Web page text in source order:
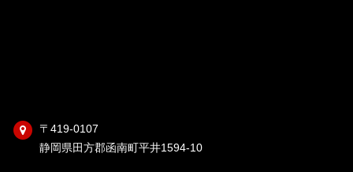
〒419-0107
静岡県田方郡函南町平井1594-10